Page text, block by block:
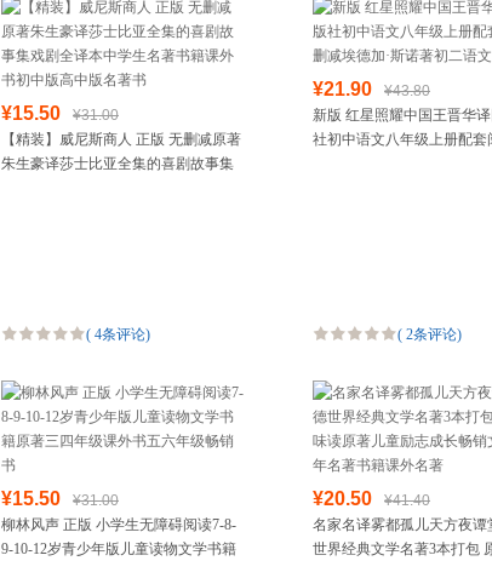
¥15.50
¥31.00
【精装】威尼斯商人 正版 无删减原著
朱生豪译莎士比亚全集的喜剧故事集
( 4条评论)
¥21.90
¥43.80
新版 红星照耀中国王晋华
社初中语文八年级上册配套
( 2条评论)
¥15.50
¥31.00
柳林风声 正版 小学生无障碍阅读7-8-
9-10-12岁青少年版儿童读物文学书籍
¥20.50
¥41.40
名家名译雾都孤儿天方夜谭
世界经典文学名著3本打包